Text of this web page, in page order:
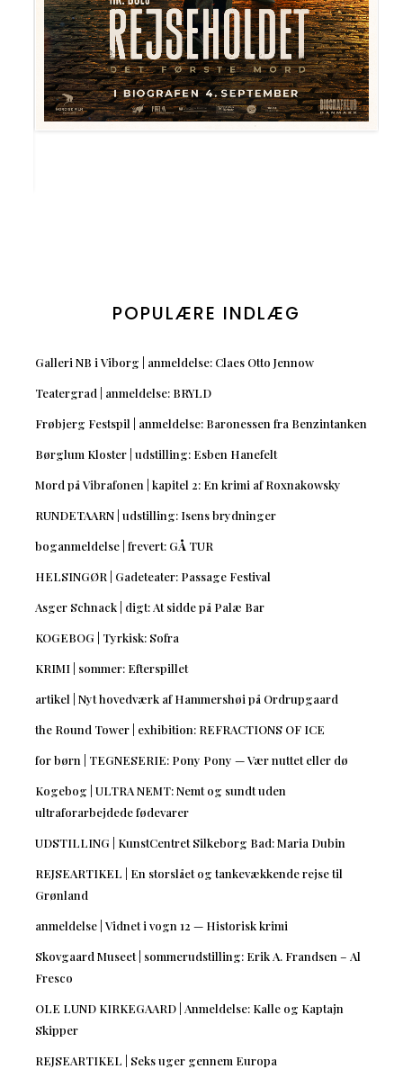
POPULÆRE INDLÆG
Galleri NB i Viborg | anmeldelse: Claes Otto Jennow
Teatergrad | anmeldelse: BRYLD
Frøbjerg Festspil | anmeldelse: Baronessen fra Benzintanken
Børglum Kloster | udstilling: Esben Hanefelt
Mord på Vibrafonen | kapitel 2: En krimi af Roxnakowsky
RUNDETAARN | udstilling: Isens brydninger
boganmeldelse | frevert: GÅ TUR
HELSINGØR | Gadeteater: Passage Festival
Asger Schnack | digt: At sidde på Palæ Bar
KOGEBOG | Tyrkisk: Sofra
KRIMI | sommer: Efterspillet
artikel | Nyt hovedværk af Hammershøi på Ordrupgaard
the Round Tower | exhibition: REFRACTIONS OF ICE
for børn | TEGNESERIE: Pony Pony — Vær nuttet eller dø
Kogebog | ULTRA NEMT: Nemt og sundt uden
ultraforarbejdede fødevarer
UDSTILLING | KunstCentret Silkeborg Bad: Maria Dubin
REJSEARTIKEL | En storslået og tankevækkende rejse til
Grønland
anmeldelse | Vidnet i vogn 12 — Historisk krimi
Skovgaard Museet | sommerudstilling: Erik A. Frandsen – Al
Fresco
OLE LUND KIRKEGAARD | Anmeldelse: Kalle og Kaptajn
Skipper
REJSEARTIKEL | Seks uger gennem Europa